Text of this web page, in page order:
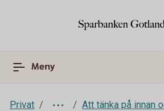
Meny
Privat
Att tänka på innan